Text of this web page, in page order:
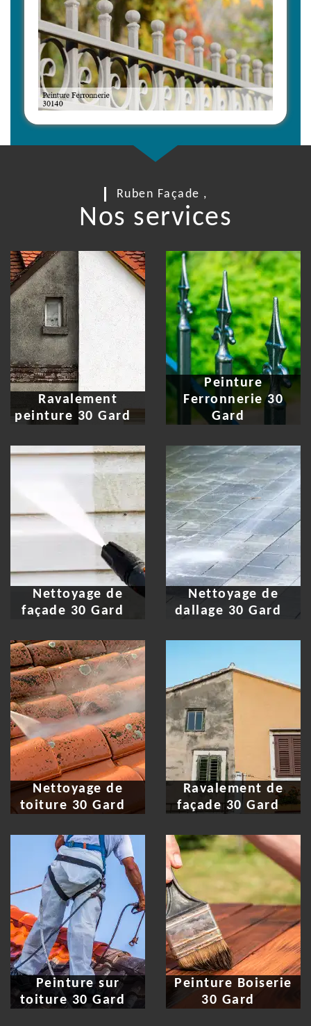
Ruben Façade ,
Nos services
Ravalement
peinture 30 Gard
Peinture
Ferronnerie 30
Gard
Nettoyage de
façade 30 Gard
Nettoyage de
dallage 30 Gard
Nettoyage de
toiture 30 Gard
Ravalement de
façade 30 Gard
Peinture sur
toiture 30 Gard
Peinture Boiserie
30 Gard